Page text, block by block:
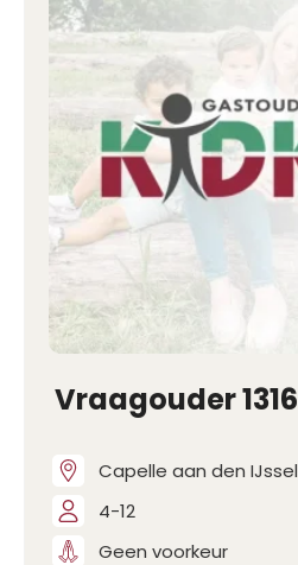
Vraagouder 1316
Capelle aan den IJssel
4-12
Geen voorkeur